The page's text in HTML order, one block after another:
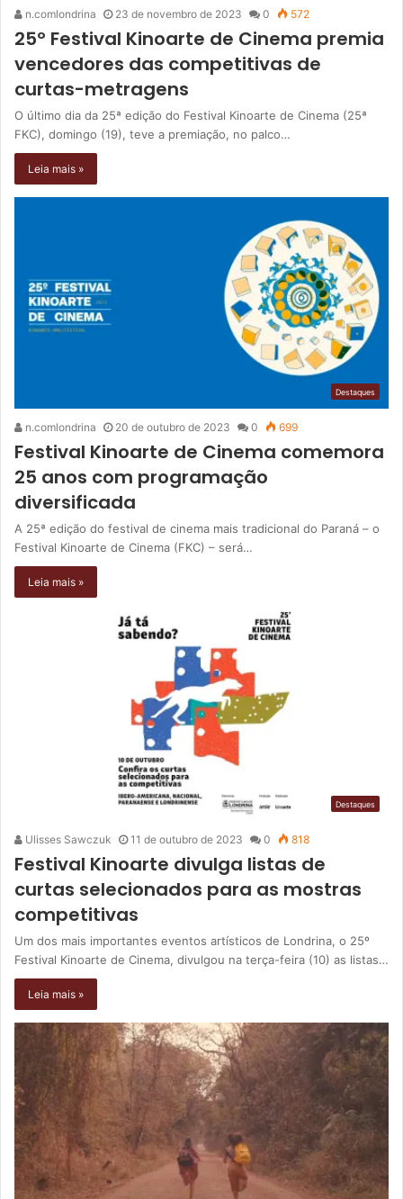
n.comlondrina 23 de novembro de 2023 0 572
25º Festival Kinoarte de Cinema premia
vencedores das competitivas de
curtas-metragens
O último dia da 25ª edição do Festival Kinoarte de Cinema (25ª
FKC), domingo (19), teve a premiação, no palco…
Leia mais »
Destaques
n.comlondrina 20 de outubro de 2023 0 699
Festival Kinoarte de Cinema comemora
25 anos com programação
diversificada
A 25ª edição do festival de cinema mais tradicional do Paraná – o
Festival Kinoarte de Cinema (FKC) – será…
Leia mais »
Destaques
Ulisses Sawczuk 11 de outubro de 2023 0 818
Festival Kinoarte divulga listas de
curtas selecionados para as mostras
competitivas
Um dos mais importantes eventos artísticos de Londrina, o 25º
Festival Kinoarte de Cinema, divulgou na terça-feira (10) as listas…
Leia mais »